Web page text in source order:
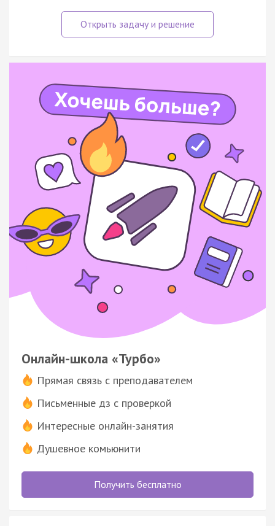
Онлайн-школа «Турбо»
Прямая связь с преподавателем
Письменные дз с проверкой
Интересные онлайн-занятия
Душевное комьюнити
Получить бесплатно